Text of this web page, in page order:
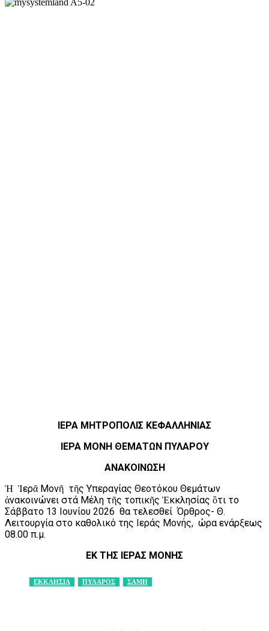
ΙΕΡΑ ΜΗΤΡΟΠΟΛΙΣ ΚΕΦΑΛΛΗΝΙΑΣ
ΙΕΡΑ ΜΟΝΗ ΘΕΜΑΤΩΝ ΠΥΛΑΡΟΥ
ΑΝΑΚΟΙΝΩΣΗ
Ἡ Ἱερᾶ Μονῆ τῆς Υπεραγίας Θεοτόκου Θεμάτων
ἀνακοινώνει στά Μέλη τῆς τοπικῆς Ἐκκλησίας ὃτι το
Σάββατο 13 Ιουνίου 2026 θα τελεσθεί Όρθρος- Θ.
Λειτουργία στο καθολικό της Ιεράς Μονής, ώρα ενάρξεως
08.00 π.μ.
ΕΚ ΤΗΣ ΙΕΡΑΣ ΜΟΝΗΣ
ΕΚΚΛΗΣΙΑ ΠΥΛΑΡΟΣ ΣΑΜΗ